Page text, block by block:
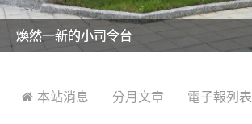
美麗的操場是我們活力的來源
美麗的操場是我們活力的來源
煥然一新的小司令台
煥然一新的小司令台
富含桃園埤塘田園風光意象的中廊
富含桃園埤塘田園風光意象的中廊
嶄新的中庭廣場
嶄新的中庭廣場
水生池生生不息
水生池生生不息
 本站消息 分月文章 電子報列表